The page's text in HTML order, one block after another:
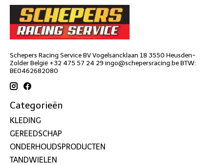
Schepers Racing Service BV Vogelsancklaan 18 3550 Heusden-
Zolder België +32 475 57 24 29 ingo@schepersracing.beBTW:
BE0462682080
Categorieën
KLEDING
GEREEDSCHAP
ONDERHOUDSPRODUCTEN
TANDWIELEN